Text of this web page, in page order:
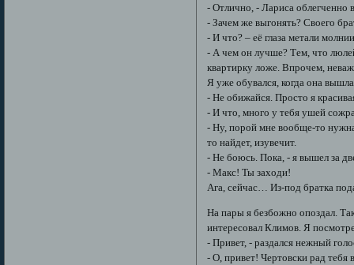
- Отлично, - Лариса облегченно
- Зачем же выгонять? Своего
- И что? – её глаза метали
- А чем он лучше? Тем, что
квартирку ложе. Впрочем,
Я уже обувался, когда она
- Не обижайся. Просто я
- И что, много у тебя ушей
- Ну, порой мне вообще-то
то найдет, изувечит.
- Не боюсь. Пока, - я вышел за
- Макс! Ты заходи!
Ага, сейчас… Из-под братка
На пары я безбожно опоздал.
интересовал Климов. Я
- Привет, - раздался нежный
- О, привет! Чертовски рад